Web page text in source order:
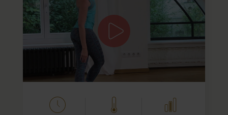
Faszien-Yoga für jeden Tag
Dieses Video eigent sich ganz besonders für Deine
tägliches Faszien-Training. Wir verwenden die
wichtigsten Techniken aus dem Faszien-Yoga und
kümmern uns um unseren…